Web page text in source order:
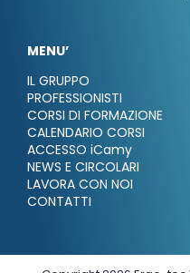
MENU’
IL GRUPPO
PROFESSIONISTI
CORSI DI FORMAZIONE
CALENDARIO CORSI
ACCESSO iCamy
NEWS E CIRCOLARI
LAVORA CON NOI
CONTATTI